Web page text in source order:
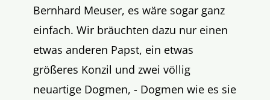
Bernhard Meuser, es wäre sogar ganz
einfach. Wir bräuchten dazu nur einen
etwas anderen Papst, ein etwas
größeres Konzil und zwei völlig
neuartige Dogmen, - Dogmen wie es sie